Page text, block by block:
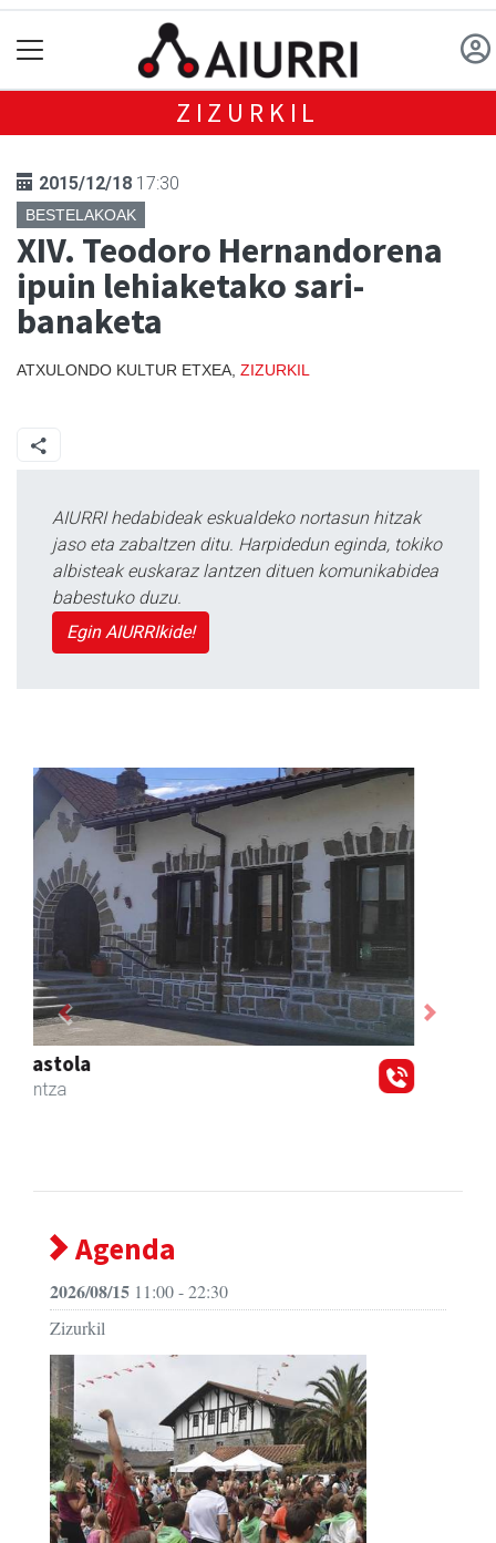
ZIZURKIL
2015/12/18 17:30
BESTELAKOAK
XIV. Teodoro Hernandorena
ipuin lehiaketako sari-
banaketa
ATXULONDO KULTUR ETXEA, ZIZURKIL
AIURRI hedabideak eskualdeko nortasun hitzak
jaso eta zabaltzen ditu. Harpidedun eginda, tokiko
albisteak euskaraz lantzen dituen komunikabidea
babestuko duzu.
Egin AIURRIkide!
Zizurkilgo Udala
Zizurkil
Previous Next
Agenda
2026/08/15 11:00 - 22:30
Zizurkil